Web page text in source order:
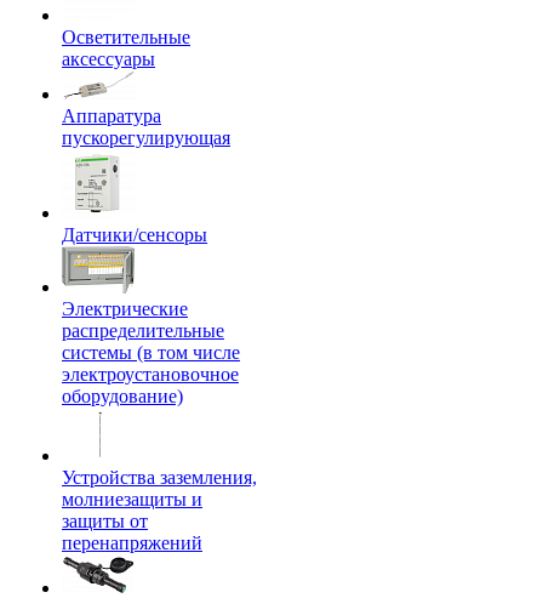
Осветительные
аксессуары
Аппаратура
пускорегулирующая
Датчики/сенсоры
Электрические
распределительные
системы (в том числе
электроустановочное
оборудование)
Устройства заземления,
молниезащиты и
защиты от
перенапряжений